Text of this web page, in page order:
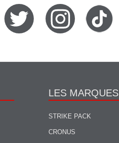
LES MARQUES
STRIKE PACK
CRONUS